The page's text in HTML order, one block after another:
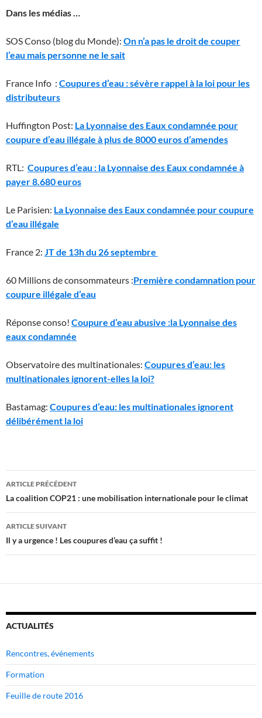
Dans les médias …
SOS Conso (blog du Monde): On n’a pas le droit de couper
l’eau mais personne ne le sait
France Info : Coupures d’eau : sévère rappel à la loi pour les
distributeurs
Huffington Post: La Lyonnaise des Eaux condamnée pour
coupure d’eau illégale à plus de 8000 euros d’amendes
RTL: Coupures d’eau : la Lyonnaise des Eaux condamnée à
payer 8.680 euros
Le Parisien: La Lyonnaise des Eaux condamnée pour coupure
d’eau illégale
France 2: JT de 13h du 26 septembre
60 Millions de consommateurs :Première condamnation pour
coupure illégale d’eau
Réponse conso! Coupure d’eau abusive :la Lyonnaise des
eaux condamnée
Observatoire des multinationales: Coupures d’eau: les
multinationales ignorent-elles la loi?
Bastamag: Coupures d’eau: les multinationales ignorent
délibérément la loi
Navigation
des
articles
ARTICLE PRÉCÉDENT
La coalition COP21 : une mobilisation internationale pour le climat
ARTICLE SUIVANT
Il y a urgence ! Les coupures d’eau ça suffit !
ACTUALITÉS
Rencontres, événements
Formation
Feuille de route 2016